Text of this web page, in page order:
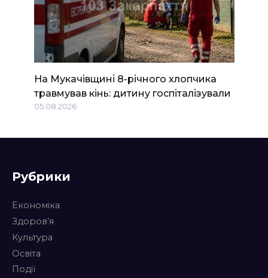
На Мукачівщині 8-річного хлопчика
травмував кінь: дитину госпіталізували
05.08.2026
Рубрики
Економіка
Здоров’я
Культура
Освіта
Події